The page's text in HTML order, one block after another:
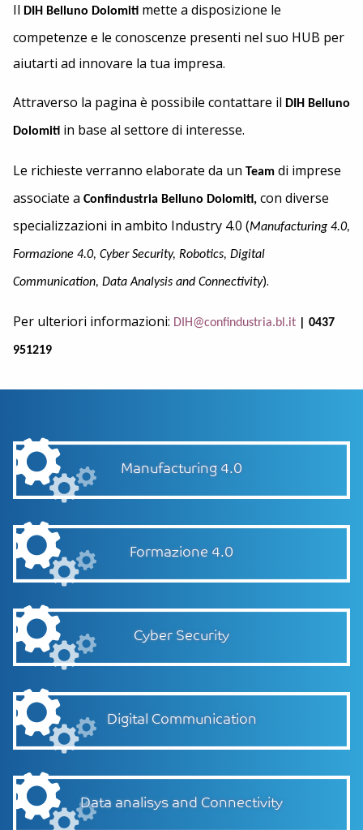
Il DIH Belluno Dolomiti mette a disposizione le
competenze e le conoscenze presenti nel suo HUB per
aiutarti ad innovare la tua impresa.
Attraverso la pagina è possibile contattare il DIH Belluno
Dolomiti in base al settore di interesse.
Le richieste verranno elaborate da un Team di imprese
associate a Confindustria Belluno Dolomiti, con diverse
specializzazioni in ambito Industry 4.0 (Manufacturing 4.0,
Formazione 4.0, Cyber Security, Robotics, Digital
Communication, Data Analysis and Connectivity).
Per ulteriori informazioni: DIH@confindustria.bl.it | 0437
951219
Manufacturing 4.0
Formazione 4.0
Cyber Security
Digital Communication
Data analisys and Connectivity